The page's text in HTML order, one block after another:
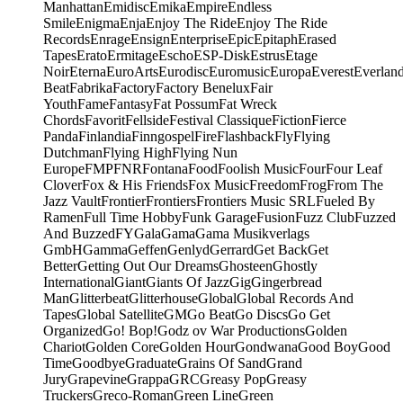
ManhattanEmidiscEmikaEmpireEndless
SmileEnigmaEnjaEnjoy The RideEnjoy The Ride
RecordsEnrageEnsignEnterpriseEpicEpitaphErased
TapesEratoErmitageEschoESP-DiskEstrusEtage
NoirEternaEuroArtsEurodiscEuromusicEuropaEverest
BeatFabrikaFactoryFactory BeneluxFair
YouthFameFantasyFat PossumFat Wreck
ChordsFavoritFellsideFestival ClassiqueFictionFierce
PandaFinlandiaFinngospelFireFlashbackFlyFlying
DutchmanFlying HighFlying Nun
EuropeFMPFNRFontanaFoodFoolish MusicFourFour Leaf
CloverFox & His FriendsFox MusicFreedomFrogFrom The
Jazz VaultFrontierFrontiersFrontiers Music SRLFueled By
RamenFull Time HobbyFunk GarageFusionFuzz ClubFuzzed
And BuzzedFYGalaGamaGama Musikverlags
GmbHGammaGeffenGenlydGerrardGet BackGet
BetterGetting Out Our DreamsGhosteenGhostly
InternationalGiantGiants Of JazzGigGingerbread
ManGlitterbeatGlitterhouseGlobalGlobal Records And
TapesGlobal SatelliteGMGo BeatGo DiscsGo Get
OrganizedGo! Bop!Godz ov War ProductionsGolden
ChariotGolden CoreGolden HourGondwanaGood BoyGood
TimeGoodbyeGraduateGrains Of SandGrand
JuryGrapevineGrappaGRCGreasy PopGreasy
TruckersGreco-RomanGreen LineGreen